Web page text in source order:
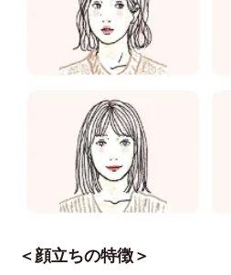
＜顔立ちの特徴＞